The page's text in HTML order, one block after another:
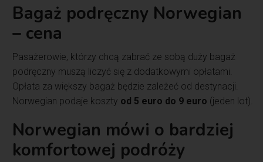
Bagaż podręczny Norwegian
– cena
Pasażerowie, którzy chcą zabrać ze sobą duży bagaż
podręczny muszą liczyć się z dodatkowymi opłatami.
Opłata za większy bagaż będzie zależeć od destynacji.
Norwegian podaje koszty od 5 euro do 9 euro (jeden lot).
Norwegian mówi o bardziej
komfortowej podróży